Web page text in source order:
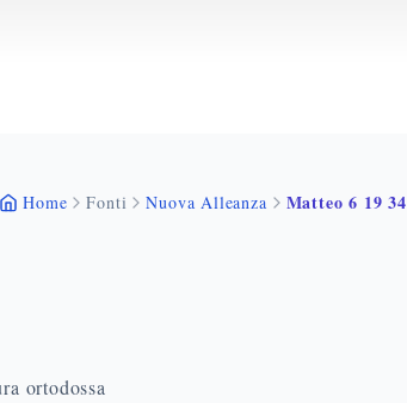
Home Fonti Nuova Alleanza Matteo 6 19 34
ortodossa